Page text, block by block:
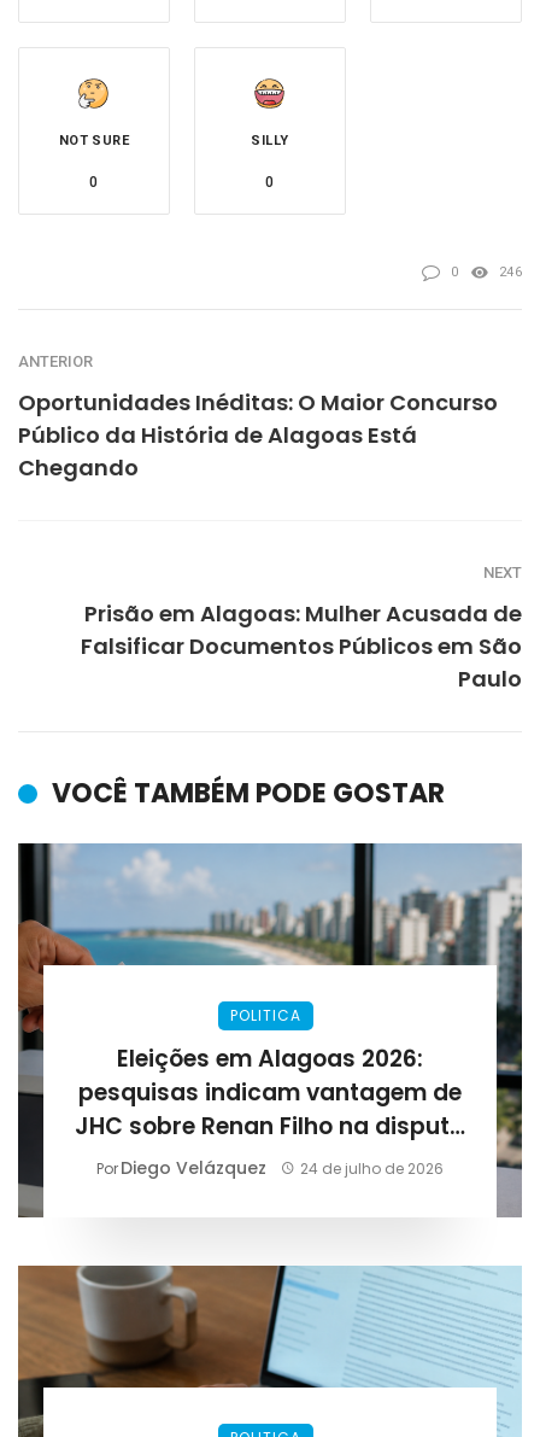
NOT SURE
0
SILLY
0
0 246
ANTERIOR
Oportunidades Inéditas: O Maior Concurso
Público da História de Alagoas Está
Chegando
NEXT
Prisão em Alagoas: Mulher Acusada de
Falsificar Documentos Públicos em São
Paulo
VOCÊ TAMBÉM PODE GOSTAR
POLITICA
Eleições em Alagoas 2026:
pesquisas indicam vantagem de
JHC sobre Renan Filho na disputa
pelo governo
PorDiego Velázquez 24 de julho de 2026